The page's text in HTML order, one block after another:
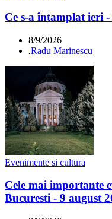
Ce s-a întamplat ieri
8/9/2026
.Radu Marinescu
Evenimente si cultura
Cele mai importante
Bucuresti - 9 august